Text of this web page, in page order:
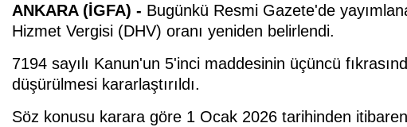
ANKARA (İGFA) - Bugünkü Resmi Gazete'de
Hizmet Vergisi (DHV) oranı yeniden belirlendi.
7194 sayılı Kanun'un 5'inci maddesinin üçüncü
düşürülmesi kararlaştırıldı.
Söz konusu karara göre 1 Ocak 2026 tarihinden